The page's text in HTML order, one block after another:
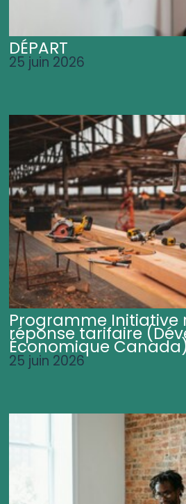
DÉPART
25 juin 2026
Programme Initiative
réponse tarifaire
Économique
25 juin 2026